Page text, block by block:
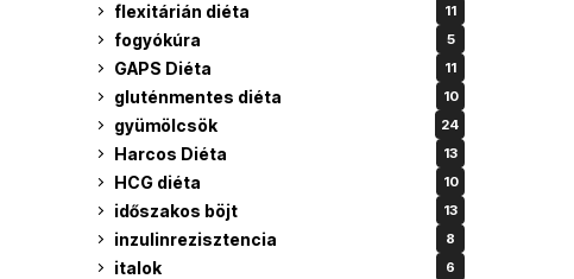
flexitárián diéta 11
fogyókúra 5
GAPS Diéta 11
gluténmentes diéta 10
gyümölcsök 24
Harcos Diéta 13
HCG diéta 10
időszakos böjt 13
inzulinrezisztencia 8
italok 6